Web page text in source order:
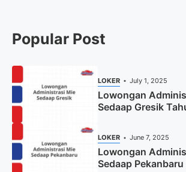
Popular Post
LOKER July 1, 2025
Lowongan
Sedaap Gresik
LOKER June 7, 2025
Lowongan
Sedaap